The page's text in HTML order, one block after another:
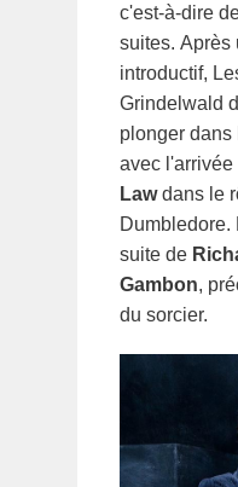
c'est-à-dire
suites. Après
introductif,
Grindelwald
plonger
avec l'arrivée
Lawdans le
Dumbledore.
suite de
Gambon,
du sorcier.